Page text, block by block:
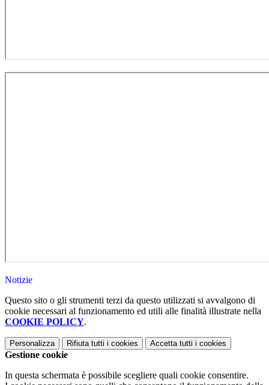
Notizie
Questo sito o gli strumenti terzi da questo utilizzati si avvalgono di
cookie necessari al funzionamento ed utili alle finalità illustrate nella
COOKIE POLICY.
Personalizza Rifiuta tutti i cookies Accetta tutti i cookies
Gestione cookie
In questa schermata è possibile scegliere quali cookie consentire.